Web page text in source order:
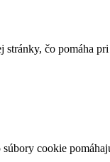
čo pomáha
cookie